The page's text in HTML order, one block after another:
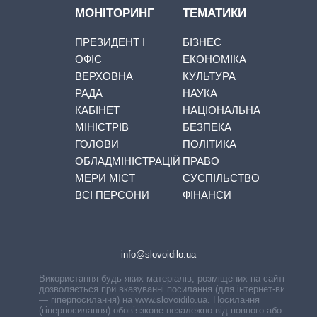
МОНІТОРИНГ
ПРЕЗИДЕНТ І
ОФІС
ВЕРХОВНА
РАДА
КАБІНЕТ
МІНІСТРІВ
ГОЛОВИ
ОБЛАДМІНІСТРАЦІЙ
МЕРИ МІСТ
ВСІ ПЕРСОНИ
ТЕМАТИКИ
БІЗНЕС
ЕКОНОМІКА
КУЛЬТУРА
НАУКА
НАЦІОНАЛЬНА
БЕЗПЕКА
ПОЛІТИКА
ПРАВО
СУСПІЛЬСТВО
ФІНАНСИ
info@slovoidilo.ua
Використання будь-яких матеріалів, розміщених на сайті,
дозволяється при вказуванні посилання (для інтернет-видань
— гіперпосилання) на www.slovoidilo.ua. Посилання
(гіперпосилання) обов’язкове незалежно від повного або